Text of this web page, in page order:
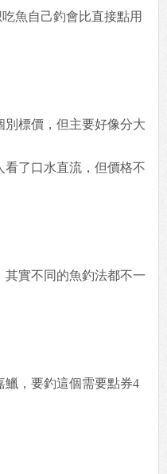
魚自己釣會比直接點用
標價，但主要好像分大
看了口水直流，但價格不
其實不同的魚釣法都不一
，要釣這個需要點券4